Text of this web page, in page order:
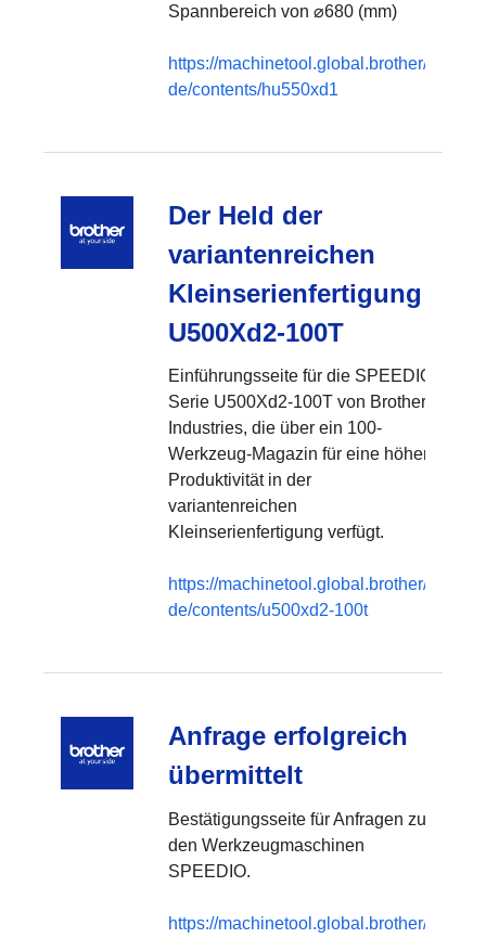
Spannbereich von ⌀680 (mm)
https://machinetool.global.brother/de-
de/contents/hu550xd1
Der Held der
variantenreichen
Kleinserienfertigung
U500Xd2-100T
Einführungsseite für die SPEEDIO-
Serie U500Xd2-100T von Brother
Industries, die über ein 100-
Werkzeug-Magazin für eine höhere
Produktivität in der
variantenreichen
Kleinserienfertigung verfügt.
https://machinetool.global.brother/de-
de/contents/u500xd2-100t
Anfrage erfolgreich
übermittelt
Bestätigungsseite für Anfragen zu
den Werkzeugmaschinen
SPEEDIO.
https://machinetool.global.brother/de-